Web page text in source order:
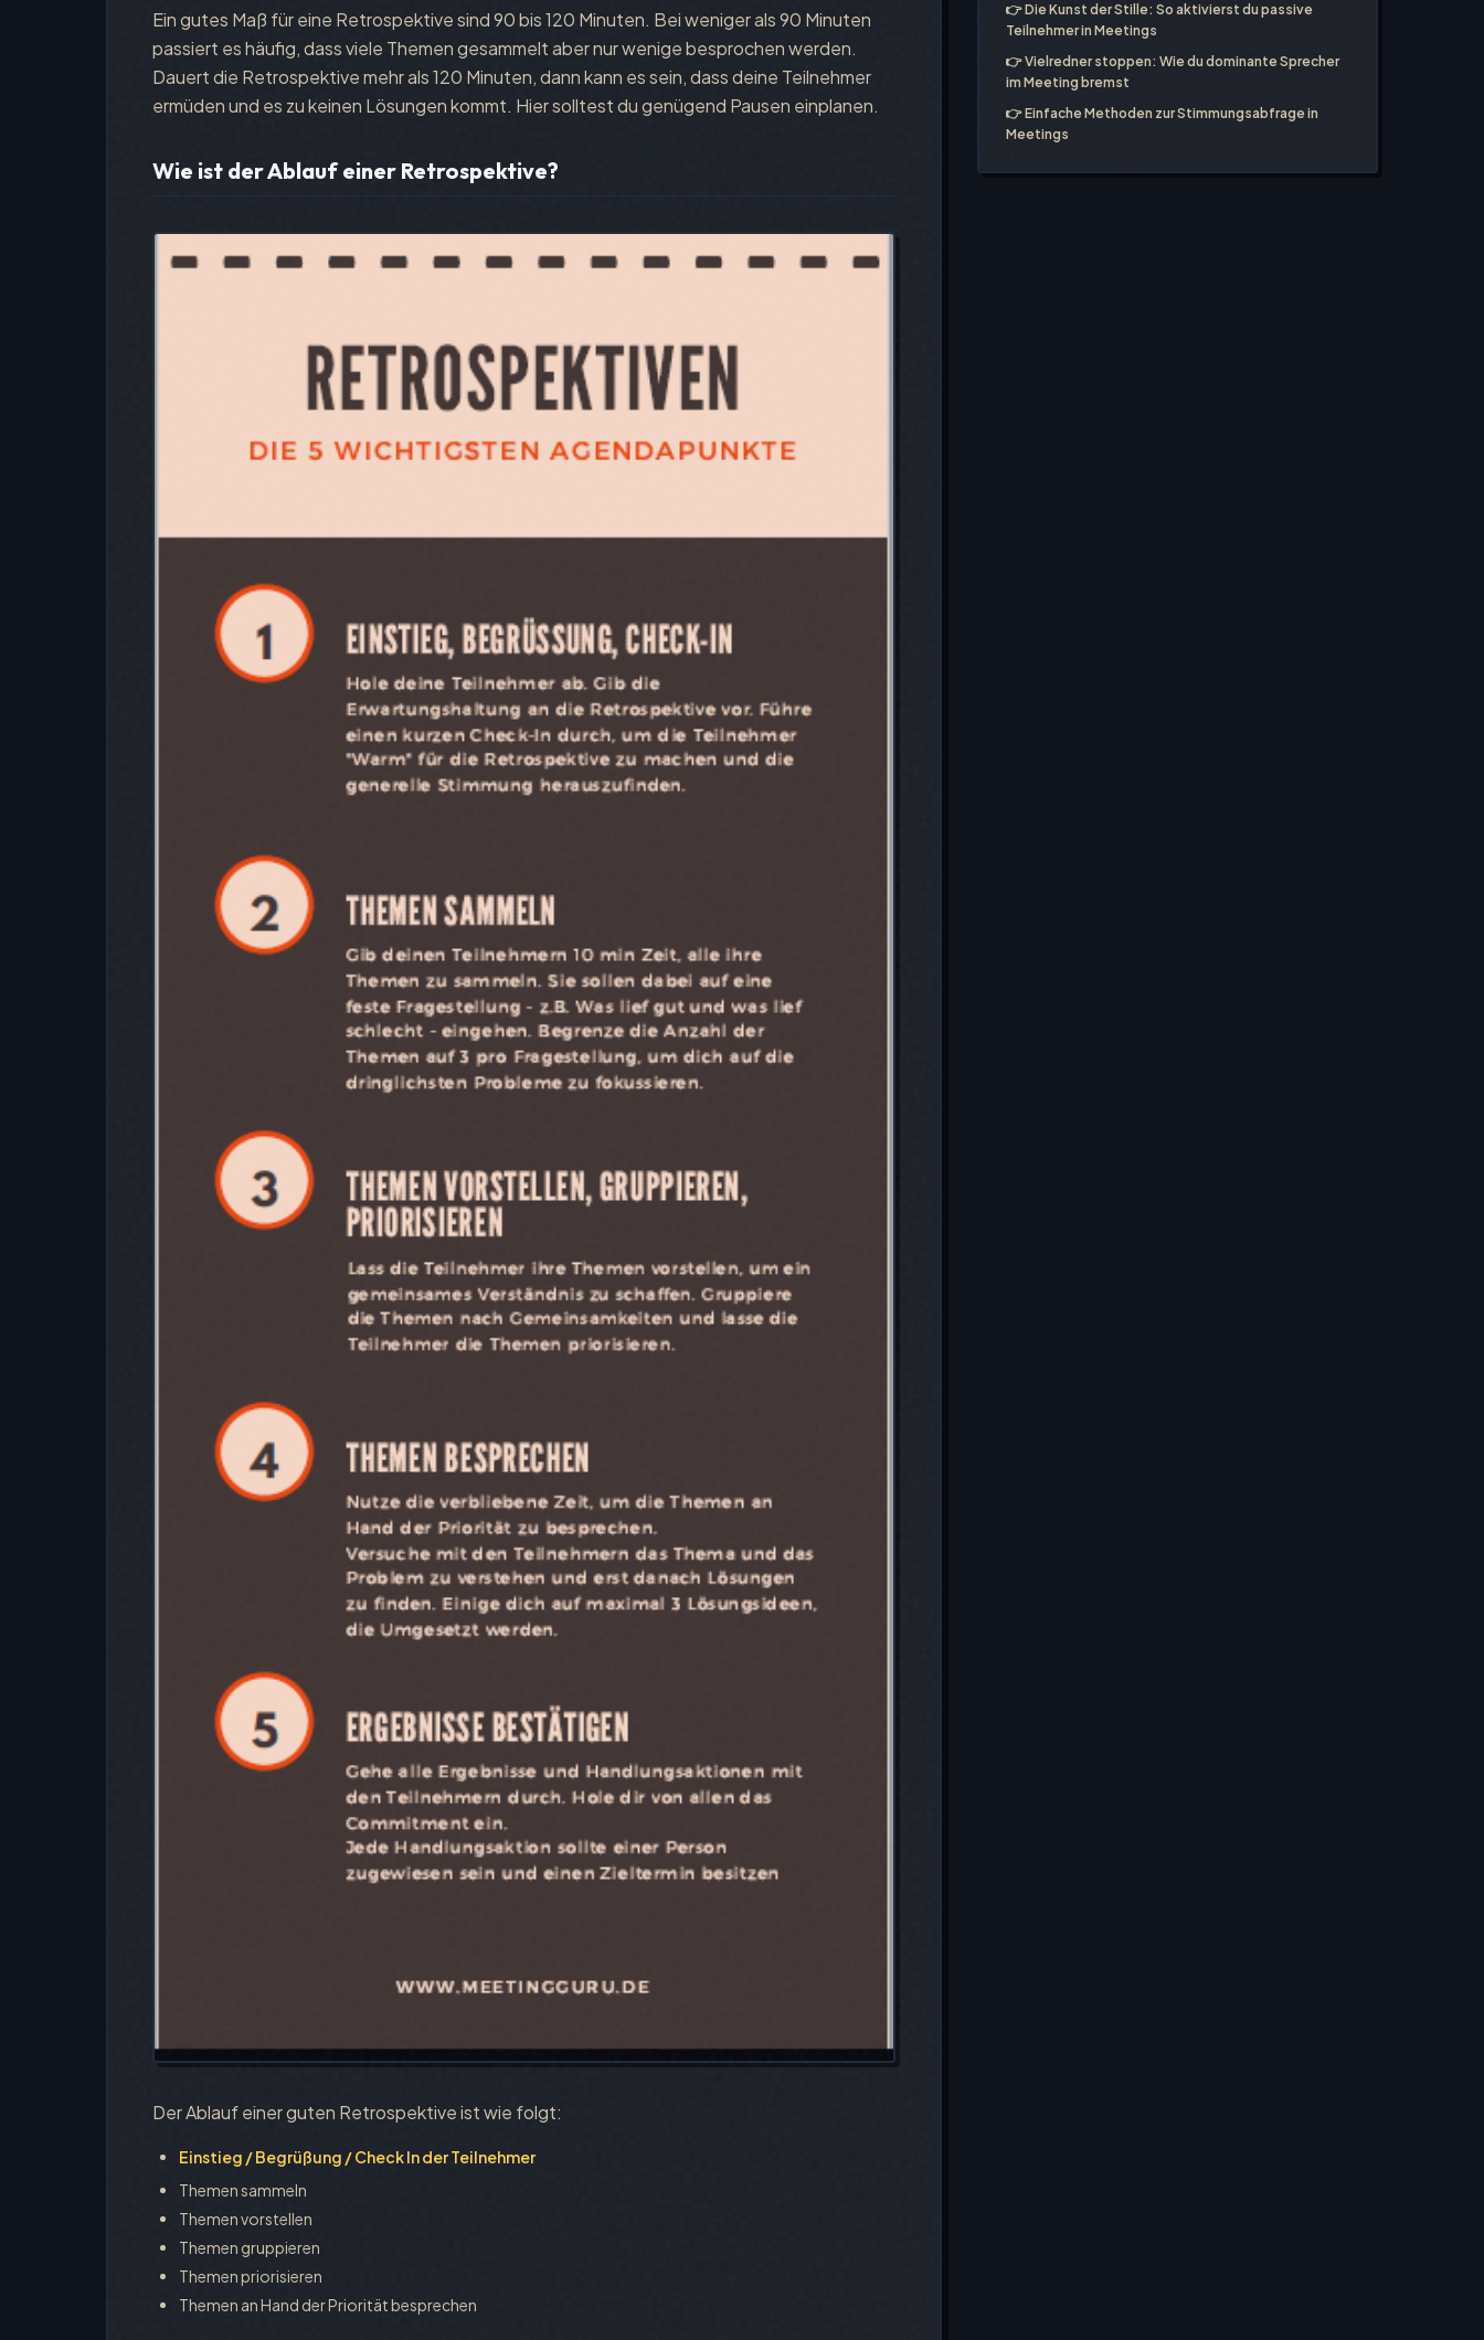
Ein gutes Maß für eine Retrospektive sind 90 bis 120 Minuten. Bei weniger als 90 Minuten
passiert es häufig, dass viele Themen gesammelt aber nur wenige besprochen werden.
Dauert die Retrospektive mehr als 120 Minuten, dann kann es sein, dass deine Teilnehmer
ermüden und es zu keinen Lösungen kommt. Hier solltest du genügend Pausen einplanen.
Wie ist der Ablauf einer Retrospektive?
Der Ablauf einer guten Retrospektive ist wie folgt:
Einstieg / Begrüßung / Check In der Teilnehmer
Themen sammeln
Themen vorstellen
Themen gruppieren
Themen priorisieren
Themen an Hand der Priorität besprechen
👉Die Kunst der Stille: So aktivierst du passive
Teilnehmer in Meetings
👉Vielredner stoppen: Wie du dominante Sprecher
im Meeting bremst
👉Einfache Methoden zur Stimmungsabfrage in
Meetings